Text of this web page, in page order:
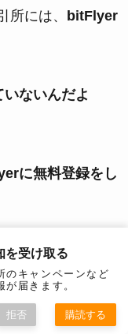
所には、
bitFlyer
ないんだよ
に無料登録をし
バードーム
受け取る
のキャンペーンなど
が届きます。
拒否 購読する